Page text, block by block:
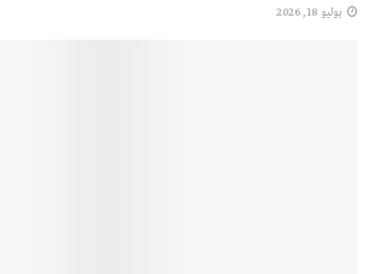
يوليو 18, 2026